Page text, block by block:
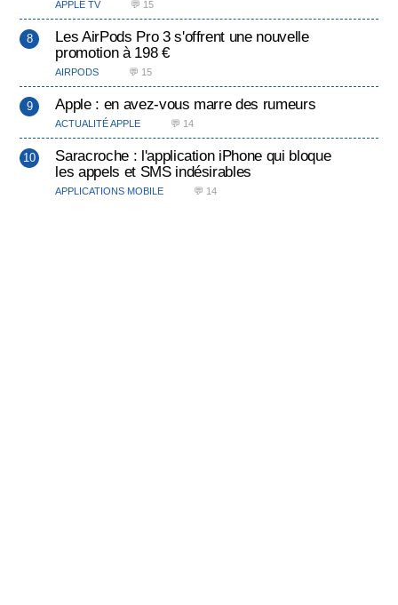
APPLE TV 💬 15
Les AirPods Pro 3 s'offrent une nouvelle
promotion à 198 €
AIRPODS 💬 15
Apple : en avez-vous marre des rumeurs
ACTUALITÉ APPLE 💬 14
Saracroche : l'application iPhone qui bloque
les appels et SMS indésirables
APPLICATIONS MOBILE 💬 14